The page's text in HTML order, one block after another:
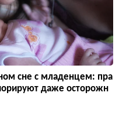
сне с младенцем: пра
даже осторожн